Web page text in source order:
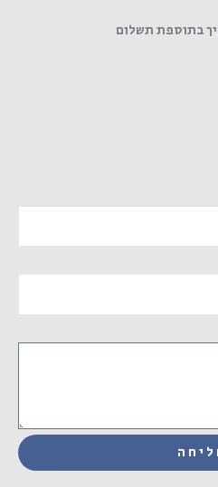
בתוספת תשלום